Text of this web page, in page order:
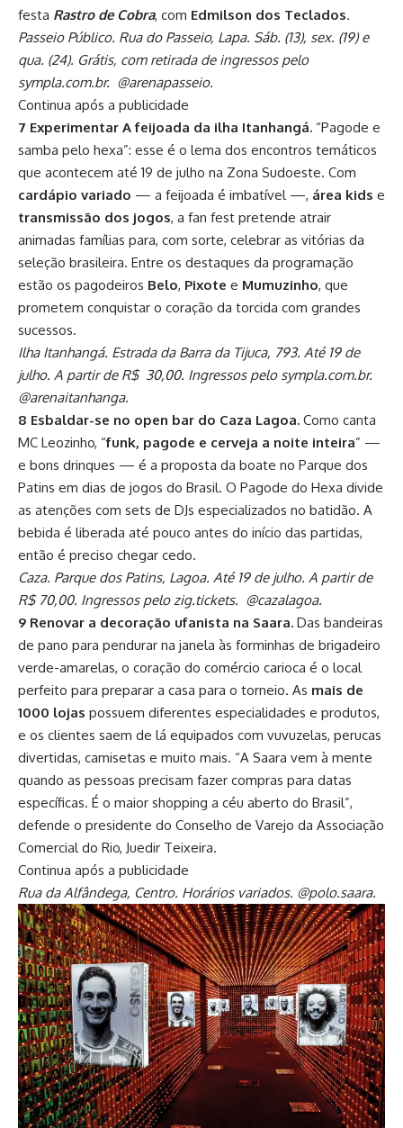
festa Rastro deCobra, com Edmilson dos Teclados.
Passeio Público. Rua do Passeio, Lapa. Sáb. (13), sex. (19) e
qua. (24). Grátis, com retirada de ingressos pelo
sympla.com.br. @arenapasseio.
Continua após a publicidade
7 Experimentar A feijoada da ilha Itanhangá. “Pagode e
samba pelo hexa”: esse é o lema dos encontros temáticos
que acontecem até 19 de julho na Zona Sudoeste. Com
cardápio variado — a feijoada é imbatível —, área kids e
transmissão dos jogos, a fan fest pretende atrair
animadas famílias para, com sorte, celebrar as vitórias da
seleção brasileira. Entre os destaques da programação
estão os pagodeiros Belo, Pixote e Mumuzinho, que
prometem conquistar o coração da torcida com grandes
sucessos.
Ilha Itanhangá. Estrada da Barra da Tijuca, 793. Até 19 de
julho. A partir de R$ 30,00. Ingressos pelo sympla.com.br.
@arenaitanhanga.
8 Esbaldar-se no open bar do Caza Lagoa. Como canta
MC Leozinho, “funk, pagode e cerveja a noite inteira” —
e bons drinques — é a proposta da boate no Parque dos
Patins em dias de jogos do Brasil. O Pagode do Hexa divide
as atenções com sets de DJs especializados no batidão. A
bebida é liberada até pouco antes do início das partidas,
então é preciso chegar cedo.
Caza. Parque dos Patins, Lagoa. Até 19 de julho. A partir de
R$ 70,00. Ingressos pelo zig.tickets. @cazalagoa.
9 Renovar a decoração ufanista na Saara. Das bandeiras
de pano para pendurar na janela às forminhas de brigadeiro
verde-amarelas, o coração do comércio carioca é o local
perfeito para preparar a casa para o torneio. As mais de
1000 lojas possuem diferentes especialidades e produtos,
e os clientes saem de lá equipados com vuvuzelas, perucas
divertidas, camisetas e muito mais. “A Saara vem à mente
quando as pessoas precisam fazer compras para datas
específicas. É o maior shopping a céu aberto do Brasil”,
defende o presidente do Conselho de Varejo da Associação
Comercial do Rio, Juedir Teixeira.
Continua após a publicidade
Rua da Alfândega, Centro. Horários variados. @polo.saara.